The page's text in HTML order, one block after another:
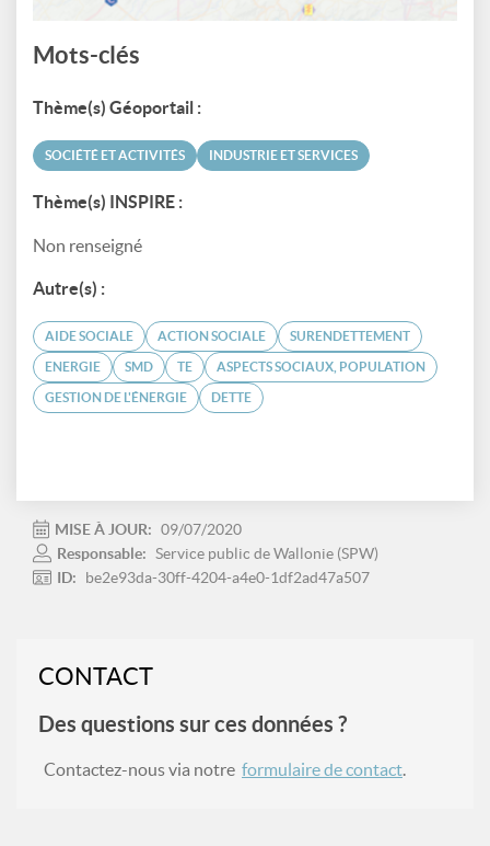
Mots-clés
Thème(s) Géoportail :
SOCIÉTÉ ET ACTIVITÉS INDUSTRIE ET SERVICES
Thème(s) INSPIRE :
Non renseigné
Autre(s) :
AIDE SOCIALE ACTION SOCIALE SURENDETTEMENT
ENERGIE SMD TE ASPECTS SOCIAUX, POPULATION
GESTION DE L'ÉNERGIE DETTE
MISE À JOUR: 09/07/2020
Responsable: Service public de Wallonie (SPW)
ID:
be2e93da-30ff-4204-a4e0-1df2ad47a507
CONTACT
Des questions sur ces données ?
Contactez-nous via notre formulaire de contact.